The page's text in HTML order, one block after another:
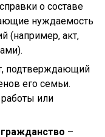
о составе
нуждаемость
(например, акт,
подтверждающий
его семьи.
или
–